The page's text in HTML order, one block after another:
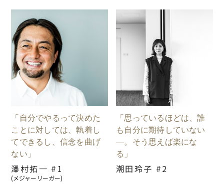
「自分でやるって決めた
ことに対しては、執着し
てできるし、信念を曲げ
ない」
澤村拓一 #1
(メジャーリーガー)
「思っているほどは、誰
も自分に期待していない
―。そう思えば楽にな
る」
潮田玲子 #2